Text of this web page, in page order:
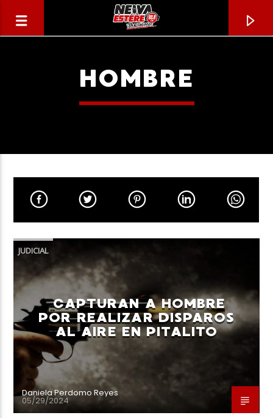
TÍTULO
ARTISTA
Neiva Estereo
HOMBRE
JUDICIAL
CAPTURAN A HOMBRE
POR REALIZAR DISPAROS
AL AIRE EN PITALITO
Daniela Perdomo Reyes
05/29/2024